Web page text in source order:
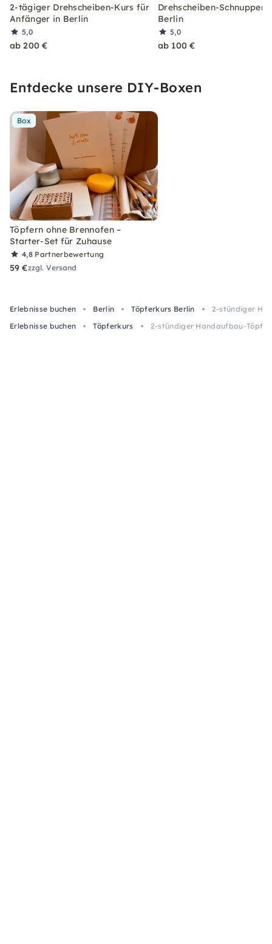
2-tägiger Drehscheiben-Kurs für
Anfänger in Berlin
5,0
ab 200 €
Drehscheiben-
Berlin
5,0
ab 100 €
Entdecke unsere DIY-Boxen
Box
Töpfern ohne Brennofen –
Starter-Set für Zuhause
4,8 Partnerbewertung
59 €zzgl. Versand
Erlebnisse buchen Berlin Töpferkurs Berlin
2-stündiger
Erlebnisse buchen
Töpferkurs 2-stündiger Handaufbau-